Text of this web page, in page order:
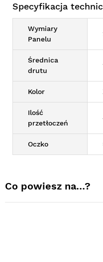
Specyfikacja
Wymiary
Panelu
Średnica
drutu
Kolor
Ilość
przetłoczeń
Oczko
Co powiesz na…?